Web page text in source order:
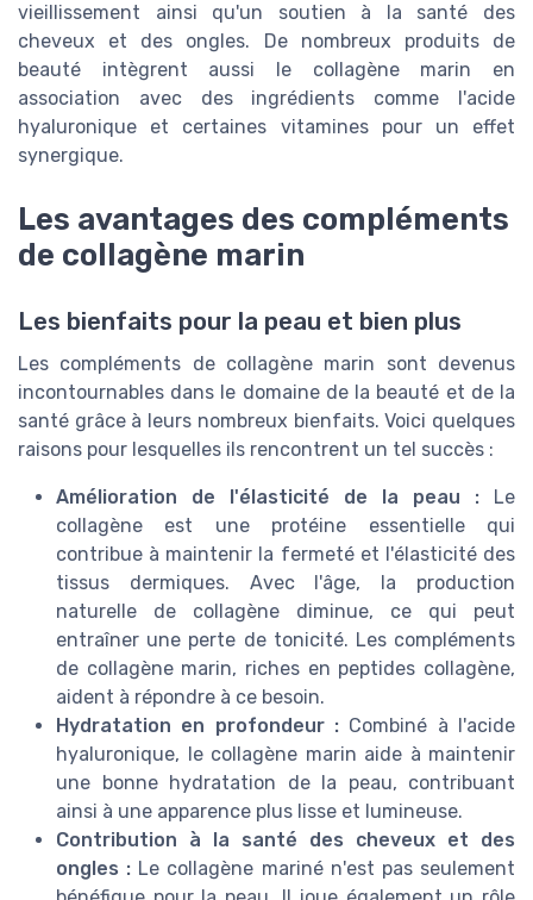
vieillissement ainsi qu'un soutien à la santé des
cheveux et des ongles. De nombreux produits de
beauté intègrent aussi le collagène marin en
association avec des ingrédients comme l'acide
hyaluronique et certaines vitamines pour un effet
synergique.
Les avantages des compléments
de collagène marin
Les bienfaits pour la peau et bien plus
Les compléments de collagène marin sont devenus
incontournables dans le domaine de la beauté et de la
santé grâce à leurs nombreux bienfaits. Voici quelques
raisons pour lesquelles ils rencontrent un tel succès :
Amélioration de l'élasticité de la peau : Le
collagène est une protéine essentielle qui
contribue à maintenir la fermeté et l'élasticité des
tissus dermiques. Avec l'âge, la production
naturelle de collagène diminue, ce qui peut
entraîner une perte de tonicité. Les compléments
de collagène marin, riches en peptides collagène,
aident à répondre à ce besoin.
Hydratation en profondeur : Combiné à l'acide
hyaluronique, le collagène marin aide à maintenir
une bonne hydratation de la peau, contribuant
ainsi à une apparence plus lisse et lumineuse.
Contribution à la santé des cheveux et des
ongles : Le collagène mariné n'est pas seulement